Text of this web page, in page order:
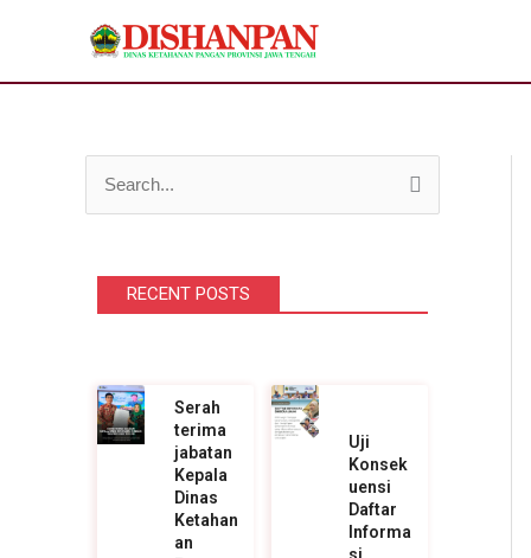
RECENT POSTS
Serah
terima
jabatan
Kepala
Dinas
Ketahan
an
Uji
Konsek
uensi
Daftar
Informa
si